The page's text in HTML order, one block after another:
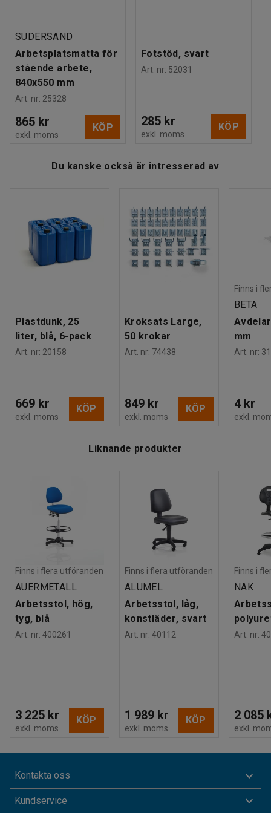
Montering
Levereras omonterad
SUDERSAND
Arbetsplatsmatta för
stående arbete,
840x550 mm
Art. nr: 25328
865 kr
exkl. moms
KÖP
Fotstöd, svart
Art. nr: 52031
285 kr
exkl. moms
KÖP
Du kanske också är intresserad av
Plastdunk, 25
liter, blå, 6-pack
Art. nr: 20158
669 kr
exkl. moms
KÖP
Kroksats Large,
50 krokar
Art. nr: 74438
849 kr
exkl. moms
KÖP
Finns i
BETA
mm
Art. nr:
4 kr
exkl.
Liknande produkter
Finns i flera utföranden
AUERMETALL
Arbetsstol, hög,
tyg, blå
Art. nr: 400261
3 225 kr
exkl. moms
KÖP
Finns i flera utföranden
ALUMEL
Arbetsstol, låg,
konstläder, svart
Art. nr: 40112
1 989 kr
exkl. moms
KÖP
Finns i
NAK
Art. nr:
2 085
exkl.
Kontakta oss
Kundservice